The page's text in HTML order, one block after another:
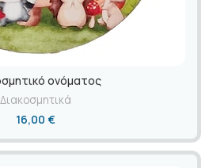
ονόματος
Διακοσμητικά
16,00 €